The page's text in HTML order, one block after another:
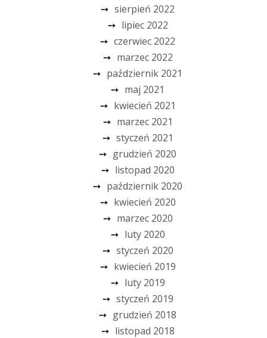
sierpień 2022
lipiec 2022
czerwiec 2022
marzec 2022
październik 2021
maj 2021
kwiecień 2021
marzec 2021
styczeń 2021
grudzień 2020
listopad 2020
październik 2020
kwiecień 2020
marzec 2020
luty 2020
styczeń 2020
kwiecień 2019
luty 2019
styczeń 2019
grudzień 2018
listopad 2018